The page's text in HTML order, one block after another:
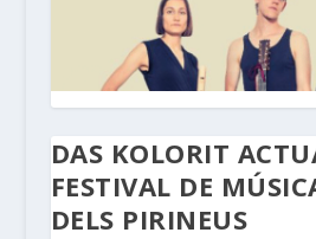
DAS KOLORIT
FESTIVAL DE
DELS PIRINEUS